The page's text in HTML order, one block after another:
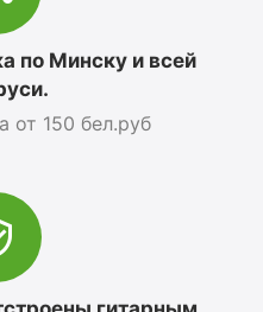
по Минску и всей
от 150 бел.руб